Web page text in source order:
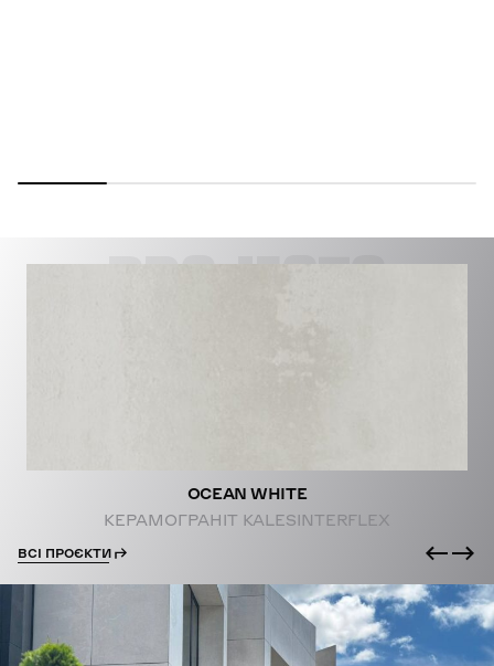
PROJECTS
OCEAN WHITE
КЕРАМОГРАНІТ KALESINTERFLEX
ВСІ ПРОЄКТИ